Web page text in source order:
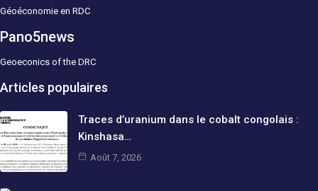
Géoéconomie en RDC
Pano5news
Geoeconics of the DRC
Articles populaires
Traces d’uranium dans le cobalt congolais :
Kinshasa…
Août 7, 2026